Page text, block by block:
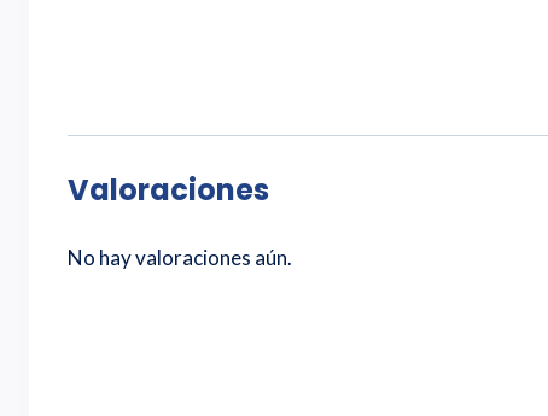
Valoraciones
No hay valoraciones aún.